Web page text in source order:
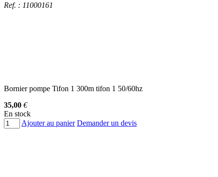
Ref. : 11000161
Bornier pompe Tifon 1 300m tifon 1 50/60hz
35,00 €
En stock
Ajouter au panier Demander un devis